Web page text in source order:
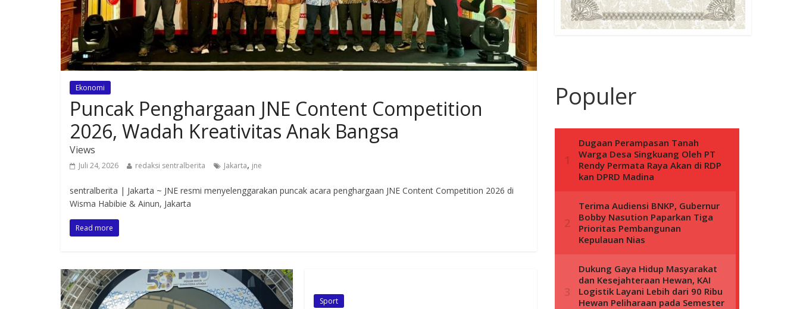
Ekonomi
Puncak Penghargaan JNE Content Competition
2026, Wadah Kreativitas Anak Bangsa
Views
Juli 24, 2026 redaksi sentralberita Jakarta, jne
sentralberita | Jakarta ~ JNE resmi menyelenggarakan puncak acara penghargaan JNE Content Competition 2026 di
Wisma Habibie & Ainun, Jakarta
Read more
Sport
Populer